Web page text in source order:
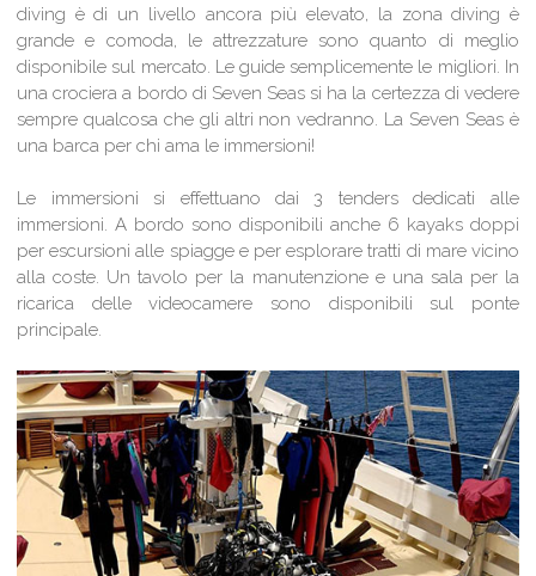
diving è di un livello ancora più elevato, la zona diving è
grande e comoda, le attrezzature sono quanto di meglio
disponibile sul mercato. Le guide semplicemente le migliori. In
una crociera a bordo di Seven Seas si ha la certezza di vedere
sempre qualcosa che gli altri non vedranno. La Seven Seas è
una barca per chi ama le immersioni!
Le immersioni si effettuano dai 3 tenders dedicati alle
immersioni. A bordo sono disponibili anche 6 kayaks doppi
per escursioni alle spiagge e per esplorare tratti di mare vicino
alla coste. Un tavolo per la manutenzione e una sala per la
ricarica delle videocamere sono disponibili sul ponte
principale.